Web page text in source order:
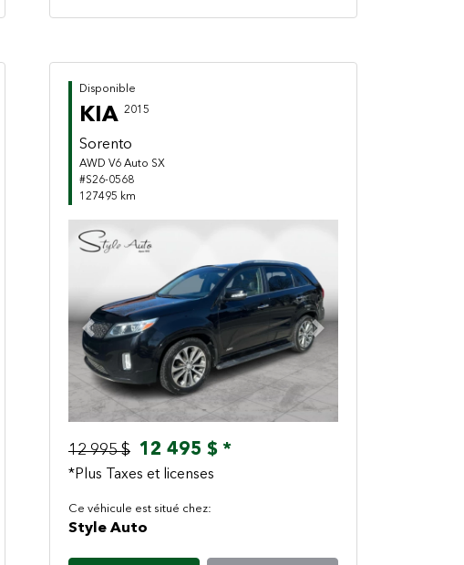
Disponible
KIA 2015
Sorento
AWD V6 Auto SX
#S26-0568
127495 km
Previous Next
12 995 $ 12 495 $ *
*Plus Taxes et licenses
Ce véhicule est situé chez:
Style Auto